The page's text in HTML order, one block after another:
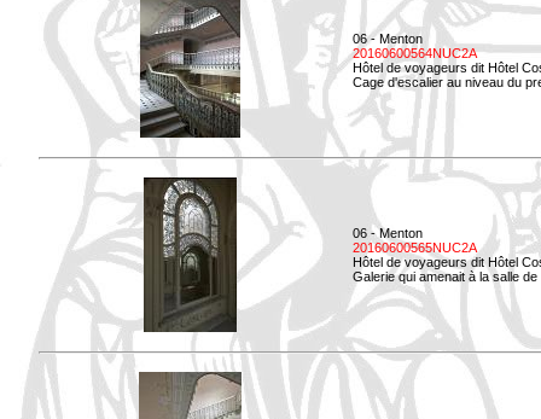
06 - Menton
20160600564NUC2A
Hôtel de voyageurs dit Hôtel
Cage d'escalier au niveau du
06 - Menton
20160600565NUC2A
Hôtel de voyageurs dit Hôtel
Galerie qui amenait à la salle